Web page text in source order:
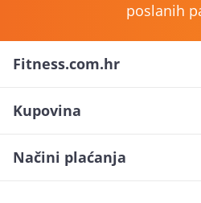
poslanih
Fitness.com.hr
Kupovina
Načini plaćanja